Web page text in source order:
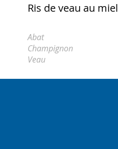
Ris de veau au miel
Abat
Champignon
Veau